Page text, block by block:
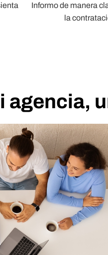
Informo de manera
la
agencia,